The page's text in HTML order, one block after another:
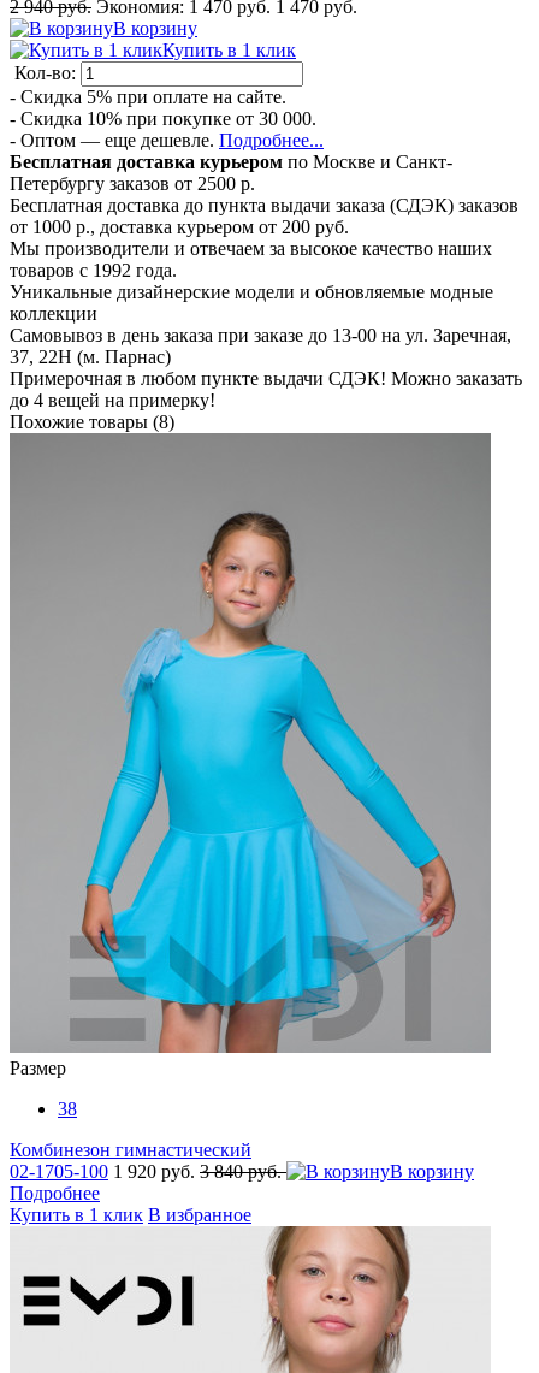
2 940 руб. Экономия: 1 470 руб. 1 470 руб.
В корзину
Купить в 1 клик
Кол-во:
- Скидка 5% при оплате на сайте.
- Скидка 10% при покупке от 30 000.
- Оптом — еще дешевле. Подробнее...
Бесплатная доставка курьером по Москве и Санкт-
Петербургу заказов от 2500 р.
Бесплатная доставка до пункта выдачи заказа (СДЭК) заказов
от 1000 р., доставка курьером от 200 руб.
Мы производители и отвечаем за высокое качество наших
товаров с 1992 года.
Уникальные дизайнерские модели и обновляемые модные
коллекции
Самовывоз в день заказа при заказе до 13-00 на ул. Заречная,
37, 22Н (м. Парнас)
Примерочная в любом пункте выдачи СДЭК! Можно заказать
до 4 вещей на примерку!
Похожие товары (8)
Размер
38
Комбинезон гимнастический
02-1705-100 1 920 руб. 3 840 руб.
В корзину
Подробнее
Купить в 1 клик В избранное